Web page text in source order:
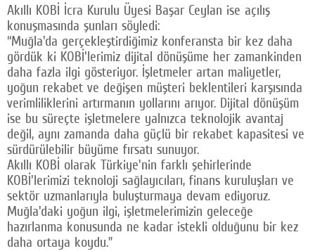
Akıllı KOBİ İcra Kurulu Üyesi Başar Ceylan ise açılış
konuşmasında şunları söyledi:
“Muğla'da gerçekleştirdiğimiz konferansta bir kez daha
gördük ki KOBİ'lerimiz dijital dönüşüme her zamankinden
daha fazla ilgi gösteriyor. İşletmeler artan maliyetler,
yoğun rekabet ve değişen müşteri beklentileri karşısında
verimliliklerini artırmanın yollarını arıyor. Dijital dönüşüm
ise bu süreçte işletmelere yalnızca teknolojik avantaj
değil, aynı zamanda daha güçlü bir rekabet kapasitesi ve
sürdürülebilir büyüme fırsatı sunuyor.
Akıllı KOBİ olarak Türkiye'nin farklı şehirlerinde
KOBİ'lerimizi teknoloji sağlayıcıları, finans kuruluşları ve
sektör uzmanlarıyla buluşturmaya devam ediyoruz.
Muğla'daki yoğun ilgi, işletmelerimizin geleceğe
hazırlanma konusunda ne kadar istekli olduğunu bir kez
daha ortaya koydu.”